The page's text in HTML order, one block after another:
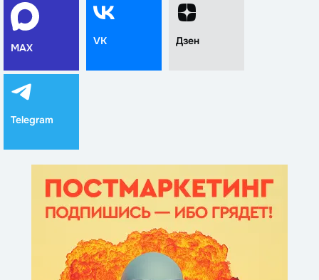
MAX
VK Дзен
Telegram